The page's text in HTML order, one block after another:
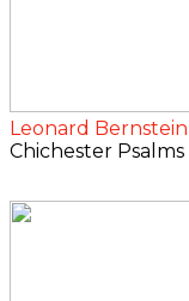
Leonard Bernstein
Chichester Psalms